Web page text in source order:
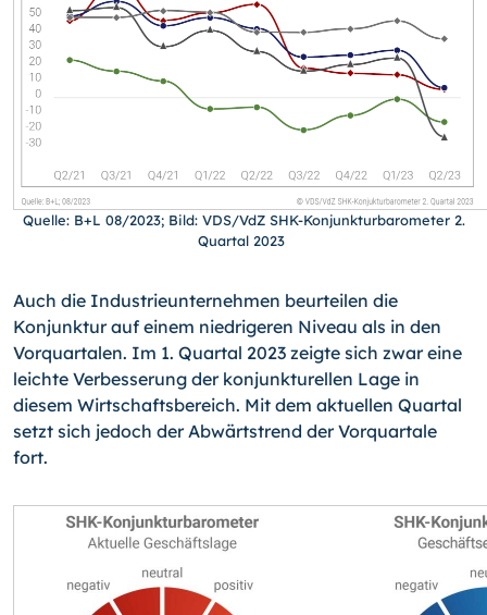
Quelle: B+L 08/2023; Bild: VDS/VdZ SHK-Konjunkturbarometer 2.
Quartal 2023
Auch die Industrieunternehmen beurteilen die
Konjunktur auf einem niedrigeren Niveau als in den
Vorquartalen. Im 1. Quartal 2023 zeigte sich zwar eine
leichte Verbesserung der konjunkturellen Lage in
diesem Wirtschaftsbereich. Mit dem aktuellen Quartal
setzt sich jedoch der Abwärtstrend der Vorquartale
fort.